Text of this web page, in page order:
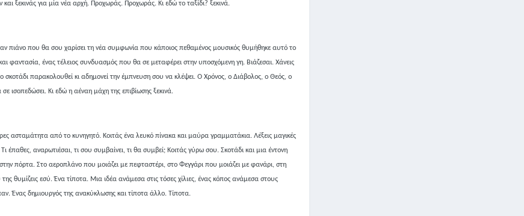
ξεκινάς για μία νέα αρχή. Προχωράς. Προχωράς. Κι εδώ το ταξίδι? ξεκινά.
πιάνο που θα σου χαρίσει τη νέα συμφωνία που κάποιος πεθαμένος μουσικός θυμήθηκε αυτό το
φαντασία, ένας τέλειος συνδυασμός που θα σε μεταφέρει στην υποσχόμενη γη. Βιάζεσαι. Χάνεις
σκοτάδι παρακολουθεί κι αδημονεί την έμπνευση σου να κλέψει. Ο Χρόνος, ο Διάβολος, ο Θεός, ο
ισοπεδώσει. Κι εδώ η αέναη μάχη της επιβίωσης ξεκινά.
ασταμάτητα από το κυνηγητό. Κοιτάς ένα λευκό πίνακα και μαύρα γραμματάκια. Λέξεις μαγικές
έπαθες, αναρωτιέσαι, τι σου συμβαίνει, τι θα συμβεί; Κοιτάς γύρω σου. Σκοτάδι και μια έντονη
πόρτα. Στο αεροπλάνο που μοιάζει με πεφταστέρι, στο Φεγγάρι που μοιάζει με φανάρι, στη
θυμίζεις εσύ. Ένα τίποτα. Μια ιδέα ανάμεσα στις τόσες χίλιες, ένας κόπος ανάμεσα στους
Ένας δημιουργός της ανακύκλωσης και τίποτα άλλο. Τίποτα.